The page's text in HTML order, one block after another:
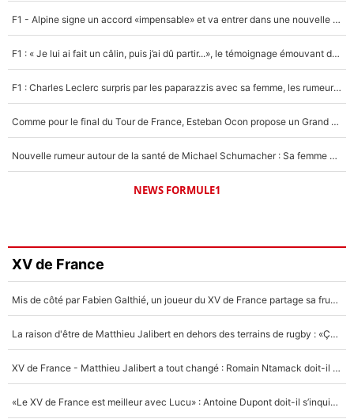
F1 - Alpine signe un accord «impensable» et va entrer dans une nouvelle dimension : Grande nouvelle pour Pierre Gasly !
F1 : « Je lui ai fait un câlin, puis j’ai dû partir...», le témoignage émouvant de Max Verstappen sur sa fille
F1 : Charles Leclerc surpris par les paparazzis avec sa femme, les rumeurs étaient vraies !
Comme pour le final du Tour de France, Esteban Ocon propose un Grand Prix de Formule 1 à Paris : «Autour de l’Arc de Triomphe, ce serait génial» !
Nouvelle rumeur autour de la santé de Michael Schumacher : Sa femme Corinna sort du silence
NEWS FORMULE1
XV de France
Mis de côté par Fabien Galthié, un joueur du XV de France partage sa frustration : «ils ne me l’ont pas dit tout de suite»
La raison d'être de Matthieu Jalibert en dehors des terrains de rugby : «Ça m'atteint autant que si tu touches à un membre de ma famille»
XV de France - Matthieu Jalibert a tout changé : Romain Ntamack doit-il s’inquiéter pour sa place à un an de la Coupe du monde ?
«Le XV de France est meilleur avec Lucu» : Antoine Dupont doit-il s’inquiéter pour sa place ?